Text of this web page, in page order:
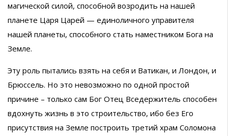
магической силой, способной возродить на нашей
планете Царя Царей — единоличного управителя
нашей планеты, способного стать наместником Бога на
Земле.
Эту роль пытались взять на себя и Ватикан, и Лондон, и
Брюссель. Но это невозможно по одной простой
причине – только сам Бог Отец Вседержитель способен
вдохнуть жизнь в это строительство, ибо без Его
присутствия на Земле построить третий храм Соломона